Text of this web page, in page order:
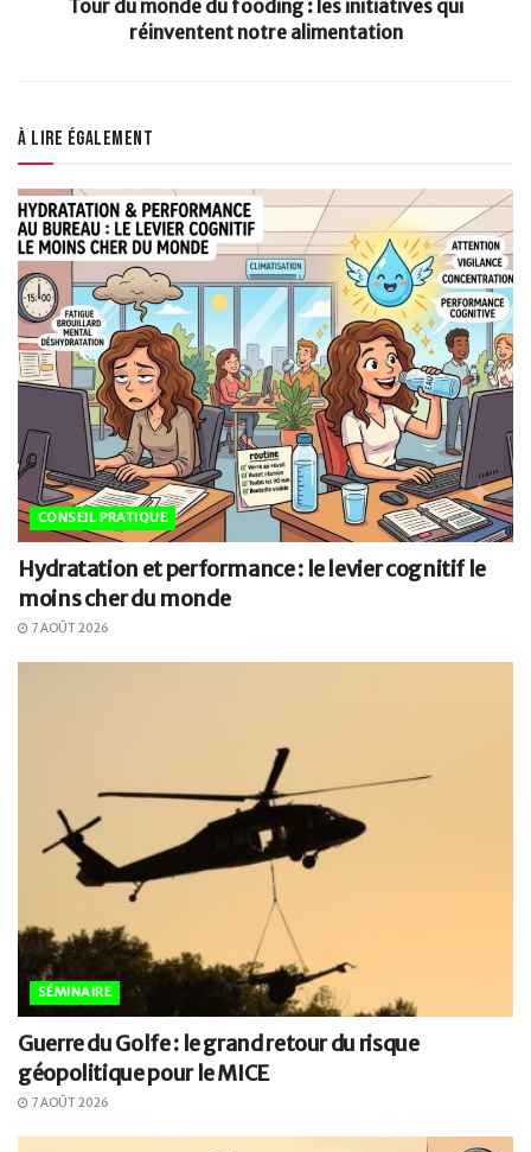
Tour du monde du fooding : les initiatives qui
réinventent notre alimentation
À lire également
CONSEIL PRATIQUE
Hydratation et performance : le levier cognitif le
moins cher du monde
7 AOÛT 2026
SÉMINAIRE
Guerre du Golfe : le grand retour du risque
géopolitique pour le MICE
7 AOÛT 2026